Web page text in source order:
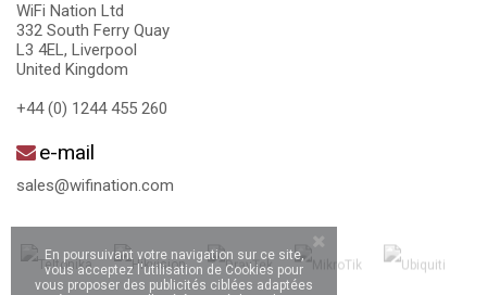
WiFi Nation Ltd
332 South Ferry Quay
L3 4EL, Liverpool
United Kingdom
+44 (0) 1244 455 260
e-mail
sales@wifination.com
En poursuivant votre navigation sur ce site,
vous acceptez l'utilisation de Cookies pour
vous proposer des publicités ciblées adaptées